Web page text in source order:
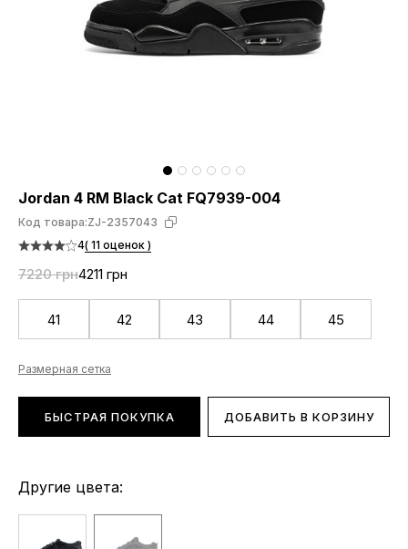
Jordan 4 RM Black Cat FQ7939-004
Код товара:ZJ-2357043
4( 11 оценок )
7220 грн4211 грн
41 42 43 44 45
Размерная сетка
БЫСТРАЯ ПОКУПКА ДОБАВИТЬ В КОРЗИНУ
Другие цвета: